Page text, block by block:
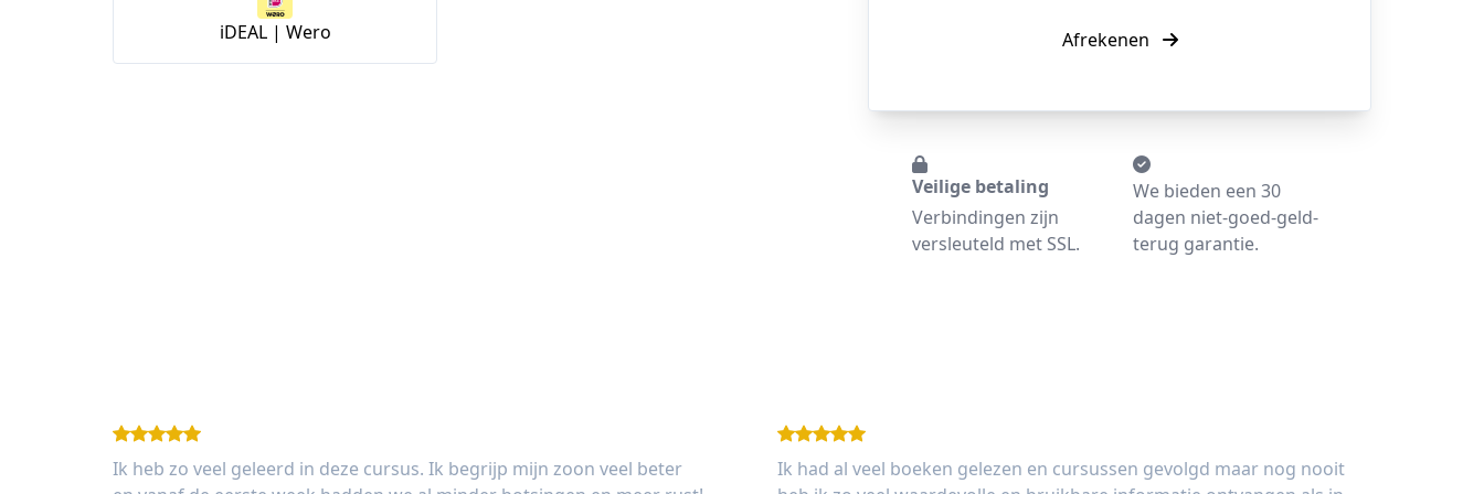
iDEAL | Wero Afrekenen
Veilige betaling
Verbindingen zijn
versleuteld met SSL.
We bieden een 30
dagen niet-goed-geld-
terug garantie.
Ik heb zo veel geleerd in deze cursus. Ik begrijp mijn zoon veel beter
Ik had al veel boeken gelezen en cursussen gevolgd maar nog nooit